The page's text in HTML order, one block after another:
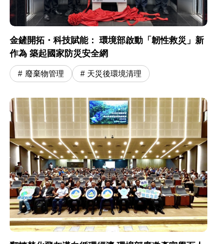
金鏟開拓・科技賦能： 環境部啟動「韌性救災」新
作為 築起國家防災安全網
廢棄物管理 天災後環境清理